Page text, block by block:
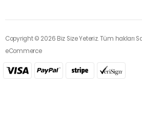
Copyright © 2026 Biz Size Yeteriz. Tüm hakları
eCommerce